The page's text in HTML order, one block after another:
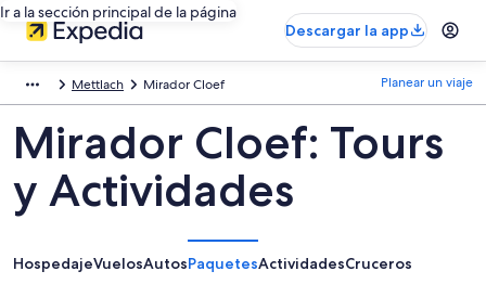
Ir a la sección principal de la página
Descargar la app
Mettlach Mirador Cloef Planear un viaje
Mirador Cloef: Tours
y Actividades
HospedajeVuelosAutosPaquetesActividadesCruceros